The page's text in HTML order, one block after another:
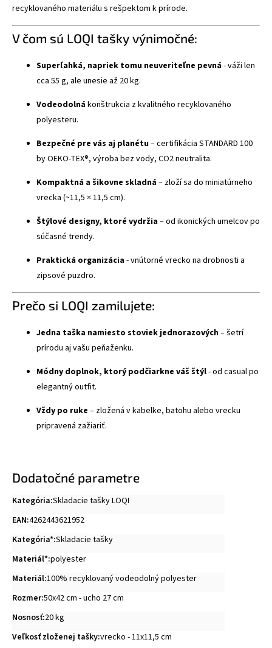
recyklovaného materiálu s rešpektom k prírode.
V čom sú LOQI tašky výnimočné:
Superľahká, napriek tomu neuveriteľne pevná- váži len
cca 55 g, ale unesie až 20 kg.
Vodeodolnákonštrukcia z kvalitného recyklovaného
polyesteru.
Bezpečné pre vás aj planétu– certifikácia STANDARD 100
by OEKO-TEX®, výroba bez vody, CO2 neutralita.
Kompaktná a šikovne skladná– zloží sa do miniatúrneho
vrecka (~11,5 × 11,5 cm).
Štýlové designy, ktoré vydržia– od ikonických umelcov po
súčasné trendy.
Praktická organizácia- vnútorné vrecko na drobnosti a
zipsové puzdro.
Prečo si LOQI zamilujete:
Jedna taška namiesto stoviek jednorazových– šetrí
prírodu aj vašu peňaženku.
Módny doplnok, ktorý podčiarkne váš štýl- od casual po
elegantný outfit.
Vždy po ruke – zložená v kabelke, batohu alebo vrecku
pripravená zažiariť.
Dodatočné parametre
Kategória:Skladacie tašky LOQI
EAN:4262443621952
Kategória*:Skladacie tašky
Materiál*:polyester
Materiál:100% recyklovaný vodeodolný polyester
Rozmer:50x42 cm - ucho 27 cm
Nosnosť:20 kg
Veľkosť zloženej tašky:vrecko - 11x11,5 cm